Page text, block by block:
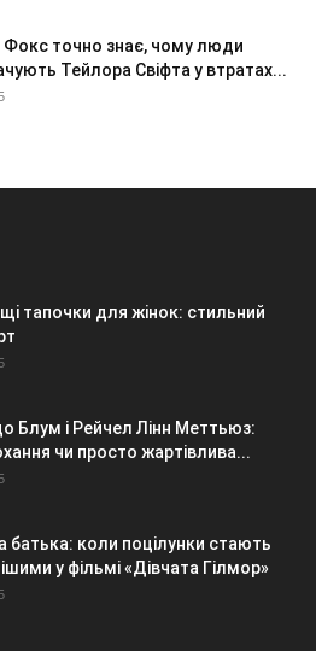
Фокс точно знає, чому люди
Тейлора Свіфта у втратах...
тапочки для жінок: стильний
Блум і Рейчел Лінн Меттьюз:
чи просто жартівлива...
батька: коли поцілунки стають
у фільмі «Дівчата Гілмор»